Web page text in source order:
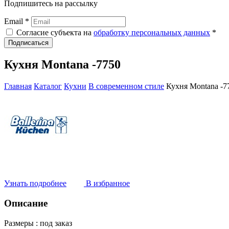
Подпишитесь на рассылку
Email *
Согласие субъекта на обработку персональных данных *
Подписаться
Кухня Montana -7750
Главная Каталог Кухни В современном стиле Кухня Montana -
Узнать подробнее В избранное
Описание
Размеры : под заказ